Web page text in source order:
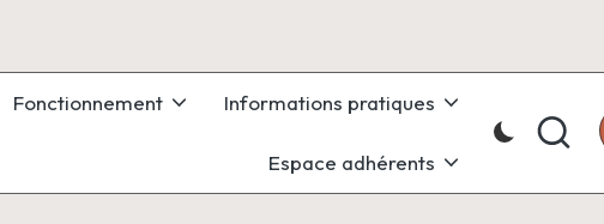
Fonctionnement Informations pratiques
Espace adhérents